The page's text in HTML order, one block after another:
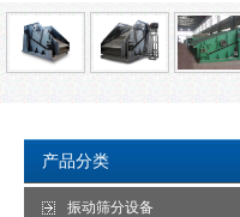
产品分类
振动筛分设备